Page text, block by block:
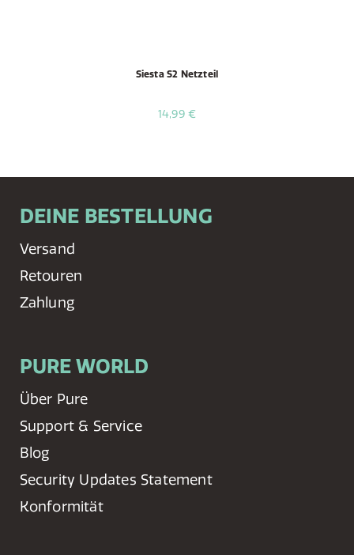
Siesta S2 Netzteil
14,99 €
DEINE BESTELLUNG
Versand
Retouren
Zahlung
PURE WORLD
Über Pure
Support & Service
Blog
Security Updates Statement
Konformität